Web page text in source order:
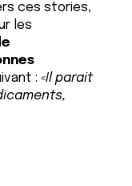
ces stories,
les
: «Il parait